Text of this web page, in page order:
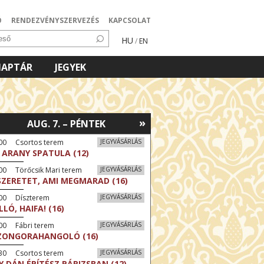
RENDEZVÉNYSZERVEZÉS KAPCSOLAT
HU / EN
JEGYEK
»
AUG. 7. – PÉNTEK
JEGYVÁSÁRLÁS
Csortos terem
SPATULA (12)
JEGYVÁSÁRLÁS
Törőcsik Mari terem
AMI MEGMARAD (16)
JEGYVÁSÁRLÁS
Díszterem
HAIFA! (16)
JEGYVÁSÁRLÁS
Fábri terem
(16)
JEGYVÁSÁRLÁS
Csortos terem